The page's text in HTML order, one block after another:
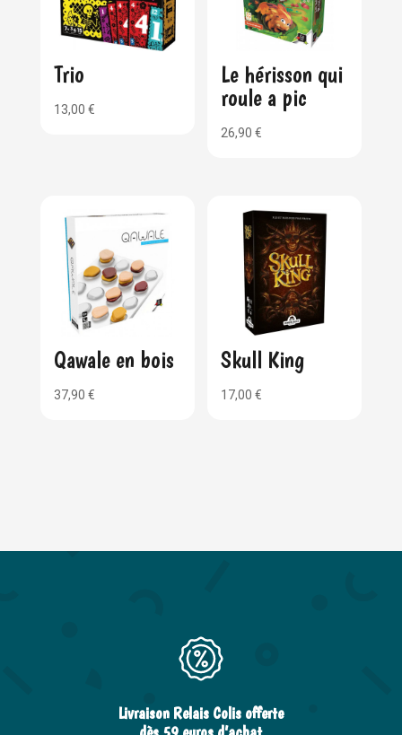
Trio
13,00 €
Le hérisson qui
roule a pic
26,90€
Qawale en bois
37,90 €
Skull King
17,00€
Livraison Relais Colis offerte